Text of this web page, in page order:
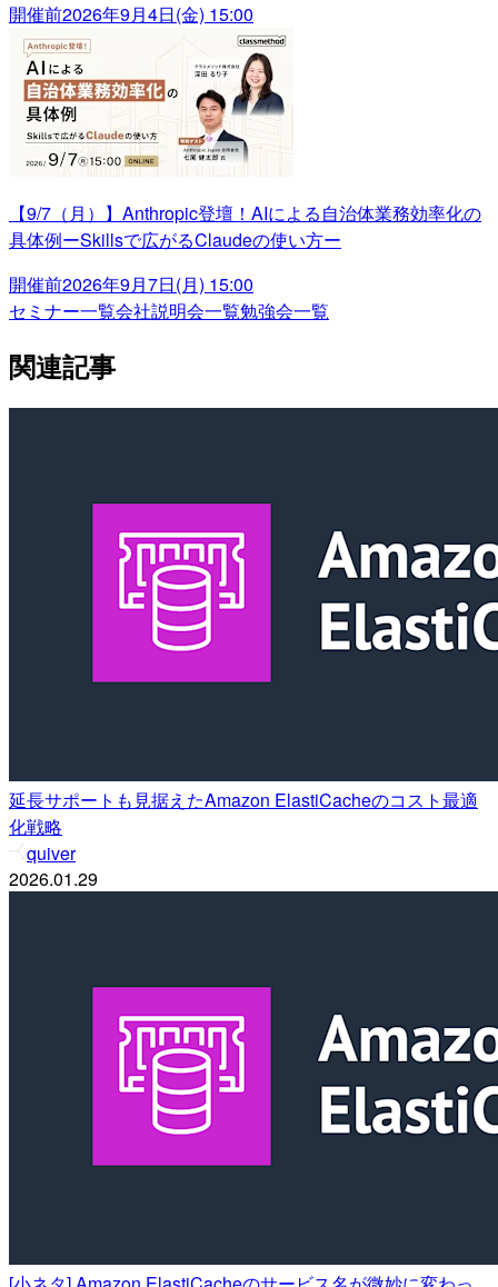
開催前2026年9月4日(金) 15:00
【9/7（月）】Anthropic登壇！AIによる自治体業務効率化の
具体例ーSkillsで広がるClaudeの使い方ー
開催前2026年9月7日(月) 15:00
セミナー一覧会社説明会一覧勉強会一覧
関連記事
延長サポートも見据えたAmazon ElastiCacheのコスト最適
化戦略
quiver
2026.01.29